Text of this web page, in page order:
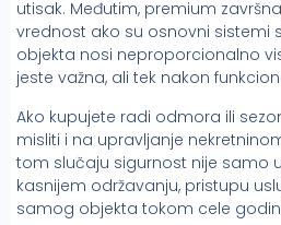
utisak. Međutim, premium
vrednost ako su osnovni sistemi
objekta nosi neproporcionalno
jeste važna, ali tek nakon
Ako kupujete radi odmora ili
misliti i na upravljanje
tom slučaju sigurnost nije samo
kasnijem održavanju, pristupu
samog objekta tokom cele